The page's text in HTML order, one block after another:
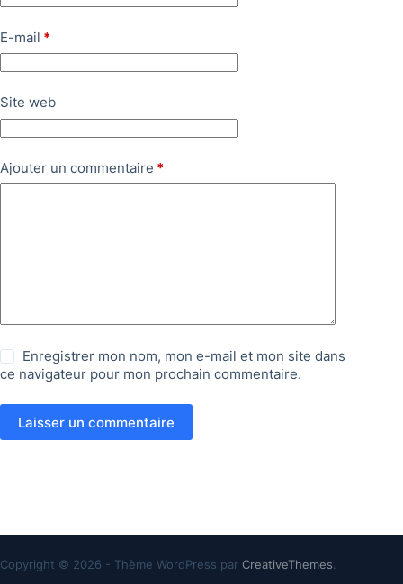
E-mail *
Site web
Ajouter un commentaire *
Enregistrer mon nom, mon e-mail et mon site dans
ce navigateur pour mon prochain commentaire.
Laisser un commentaire
Copyright © 2026 - Thème WordPress par CreativeThemes